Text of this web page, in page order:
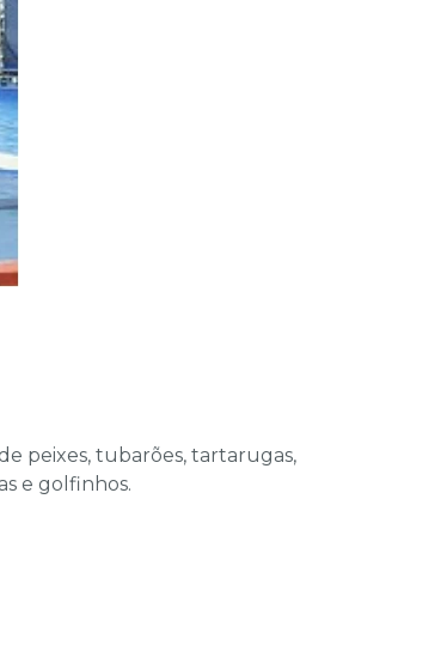
peixes, tubarões, tartarugas,
e golfinhos.